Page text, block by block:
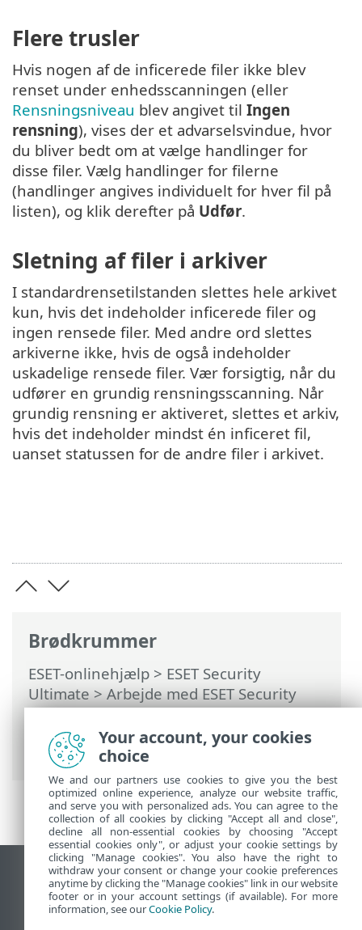
Brødkrummer
ESET-onlinehjælp > ESET Security
Ultimate>Arbejde med ESET Security
Ultimate>Opsætning>
Enhedsbeskyttelse> Der er registreret
en infiltration
Flere trusler
Hvis nogen af de inficerede filer ikke blev
renset under enhedsscanningen (eller
Rensningsniveau blev angivet til Ingen
rensning), vises der et advarselsvindue, hvor
du bliver bedt om at vælge handlinger for
disse filer. Vælg handlinger for filerne
(handlinger angives individuelt for hver fil på
listen), og klik derefter på Udfør.
Sletning af filer i arkiver
I standardrensetilstanden slettes hele arkivet
kun, hvis det indeholder inficerede filer og
ingen rensede filer. Med andre ord slettes
arkiverne ikke, hvis de også indeholder
uskadelige rensede filer. Vær forsigtig, når du
udfører en grundig rensningsscanning. Når
grundig rensning er aktiveret, slettes et arkiv,
hvis det indeholder mindst én inficeret fil,
uanset statussen for de andre filer i arkivet.
Vis computerwebsted
End of Life
ESET-vidensbase
Your account, your cookies
choice
We and our partners use cookies to give you the best
optimized online experience, analyze our website traffic,
and serve you with personalized ads. You can agree to the
collection of all cookies by clicking "Accept all and close",
decline all non-essential cookies by choosing "Accept
essential cookies only", or adjust your cookie settings by
clicking "Manage cookies". You also have the right to
withdraw your consent or change your cookie preferences
anytime by clicking the "Manage cookies" link in our website
footer or in your account settings (if available). For more
information, see ourCookie Policy.